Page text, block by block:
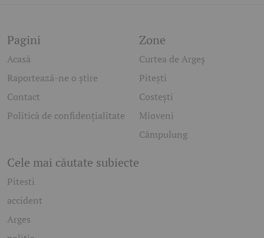
Pagini
Acasă
Raportează-ne o știre
Contact
Politică de confidențialitate
Zone
Curtea de Argeș
Pitești
Costești
Mioveni
Câmpulung
Cele mai căutate subiecte
Pitesti
accident
Arges